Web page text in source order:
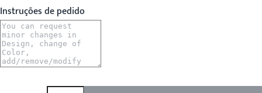
Instruções de pedido